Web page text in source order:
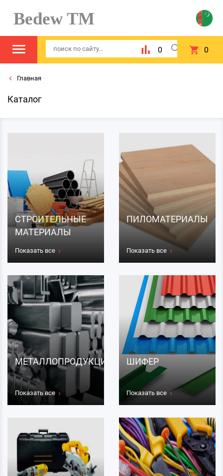
Bedew TM
0 0
Главная
Каталог
СТРОИТЕЛЬНЫЕ
МАТЕРИАЛЫ
Показать все
ПИЛОМАТЕРИАЛЫ
Показать все
МЕТАЛЛОПРОДУКЦИЯ
Показать все
ШИФЕР
Показать все